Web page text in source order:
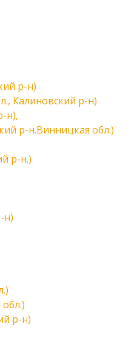
р-н)
Калиновский р-н)
н),
р-н.Винницкая обл.)
р-н.)
н)
р-н)